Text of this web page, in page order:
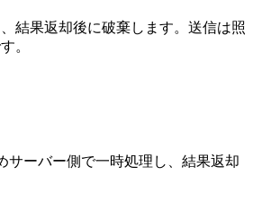
結果返却後に破棄します。送信は照
。
サーバー側で一時処理し、結果返却